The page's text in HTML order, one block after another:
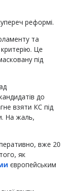
реформі.
та
Це
під
до
взяти КС під
На жаль,
вже 20
як
європейським